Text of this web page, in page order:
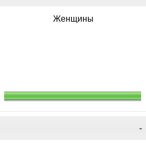
Женщины
-